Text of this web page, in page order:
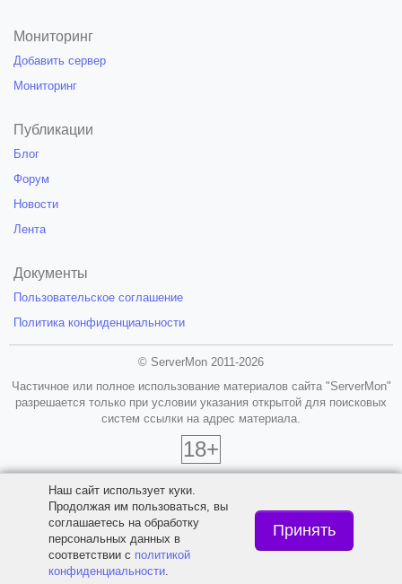
Мониторинг
Добавить сервер
Мониторинг
Публикации
Блог
Форум
Новости
Лента
Документы
Пользовательское соглашение
Политика конфиденциальности
© ServerMon 2011-2026
Частичное или полное использование материалов сайта "ServerMon"
разрешается только при условии указания открытой для поисковых
систем ссылки на адрес материала.
18+
Наш сайт использует куки.
Продолжая им пользоваться, вы
соглашаетесь на обработку
персональных данных в
соответствии с политикой
конфиденциальности
Принять